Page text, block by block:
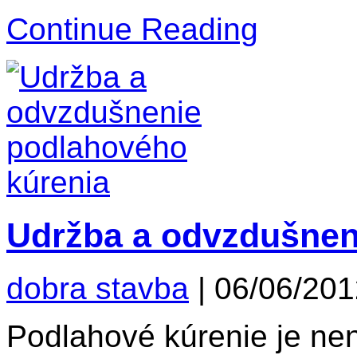
Continue Reading
Udržba a
dobra stavba | 06/06/
Podlahové kúrenie je